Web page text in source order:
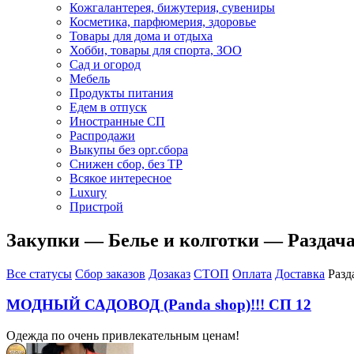
Кожгалантерея, бижутерия, сувениры
Косметика, парфюмерия, здоровье
Товары для дома и отдыха
Хобби, товары для спорта, ЗОО
Сад и огород
Мебель
Продукты питания
Едем в отпуск
Иностранные СП
Распродажи
Выкупы без орг.сбора
Снижен сбор, без ТР
Всякое интересное
Luxury
Пристрой
Закупки — Белье и колготки —
Все статусы Сбор заказов Дозаказ СТОП Оплата Доставка
МОДНЫЙ САДОВОД (Panda shop)!!! СП 12
Одежда по очень привлекательным ценам!